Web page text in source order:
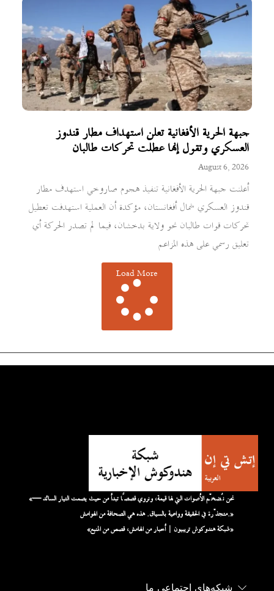
جبهة الحرية الأفغانية تعلن استهداف مطار قندوز
العسكري وتقول إنها عطلت تحركات طالبان
August 6, 2026
أعلنت جبهة الحرية الأفغانية تنفيذ هجوم صاروخي استهدف مطار
قندوز العسكري شمال أفغانستان، مؤكدة أن العملية استهدفت تعطيل
تحركات قوات طالبان نحو ولاية بدخشان، فيما لم تصدر الحركة أي
تعليق رسمي على هذه المزاعم
Load More
شبکه‌های اجتماعی ما
«نحن نُضخّم الأصوات التي لها قيمة، ونروي قصصًا تبدأ من حيث يصمت التيار السائد —
متجذّرة في الحقيقة وواعية بالسياق. هذه هي الصحافة من الهوامش.»
«شبكة هندوكوش تريبيون | أخبار من الهامش، قصص من المنبع»